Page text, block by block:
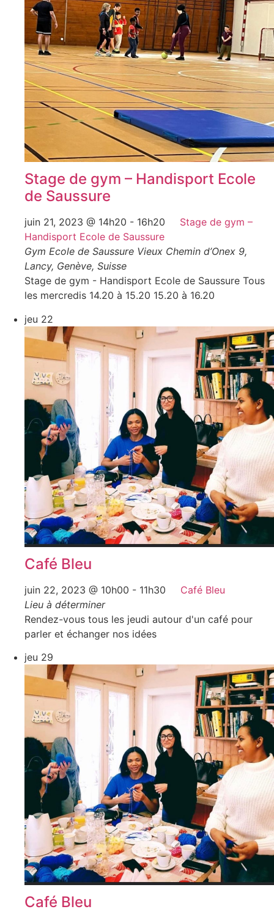
Stage de gym – Handisport Ecole
de Saussure
juin 21, 2023 @ 14h20 - 16h20
Stage de gym –
Handisport Ecole de Saussure
Gym Ecole de Saussure Vieux Chemin d’Onex 9,
Lancy, Genève, Suisse
Stage de gym - Handisport Ecole de Saussure Tous
les mercredis 14.20 à 15.20 15.20 à 16.20
jeu 22
Café Bleu
juin 22, 2023 @ 10h00 - 11h30
Café Bleu
Lieu à déterminer
Rendez-vous tous les jeudi autour d'un café pour
parler et échanger nos idées
jeu 29
Café Bleu